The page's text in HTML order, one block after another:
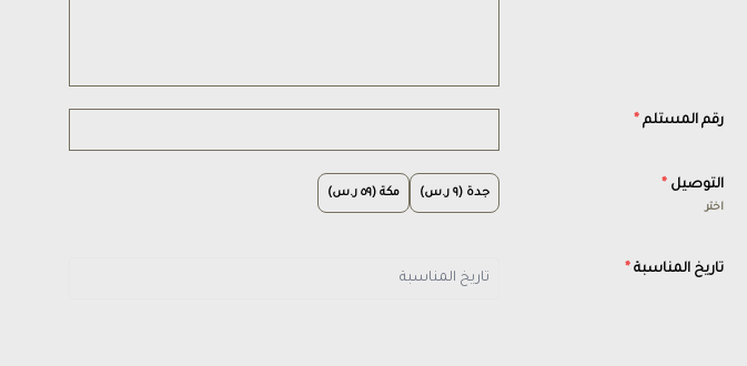
رقم المستلم *
التوصيل *
اختر
جدة (٩ ر.س) مكة (٥٩ ر.س)
تاريخ المناسبة *